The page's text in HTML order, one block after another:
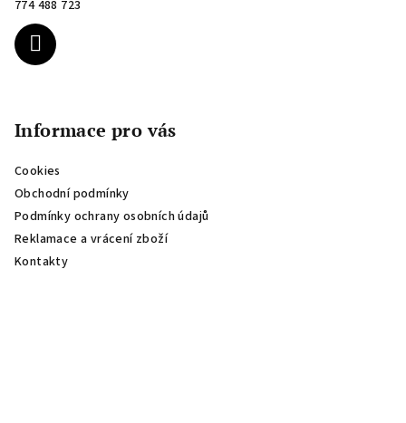
774 488 723
Informace pro vás
Cookies
Obchodní podmínky
Podmínky ochrany osobních údajů
Reklamace a vrácení zboží
Kontakty